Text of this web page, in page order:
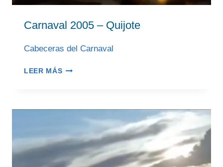
Carnaval 2005 – Quijote
Cabeceras del Carnaval
LEER MÁSCARNAVAL